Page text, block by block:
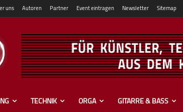
uns Autoren Partner Event eintragen Newsletter Sitemap
TECHNIK ORGA GITARRE & BASS